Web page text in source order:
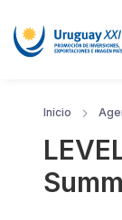
Inicio